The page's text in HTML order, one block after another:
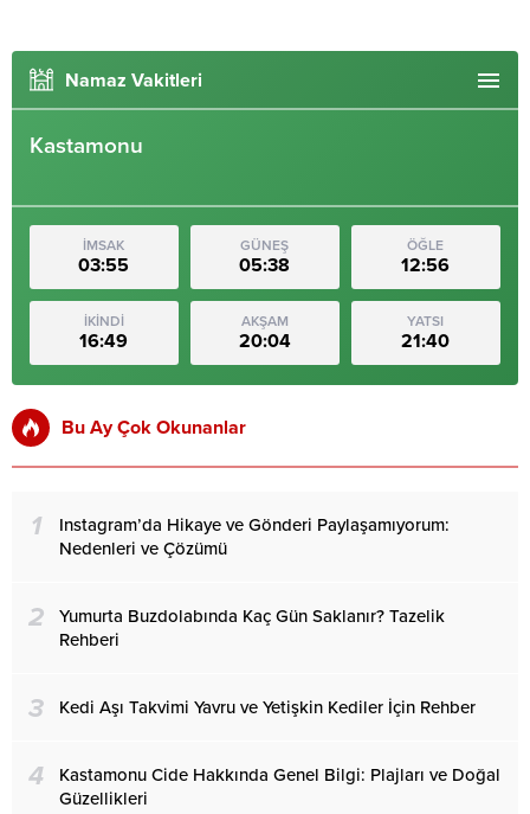
Namaz Vakitleri
Kastamonu
İMSAK
03:55
GÜNEŞ
05:38
ÖĞLE
12:56
İKİNDİ
16:49
AKŞAM
20:04
YATSI
21:40
Bu Ay Çok Okunanlar
1
Instagram’da Hikaye ve Gönderi Paylaşamıyorum:
Nedenleri ve Çözümü
2
Yumurta Buzdolabında Kaç Gün Saklanır? Tazelik
Rehberi
3 Kedi Aşı Takvimi Yavru ve Yetişkin Kediler İçin Rehber
4
Kastamonu Cide Hakkında Genel Bilgi: Plajları ve Doğal
Güzellikleri